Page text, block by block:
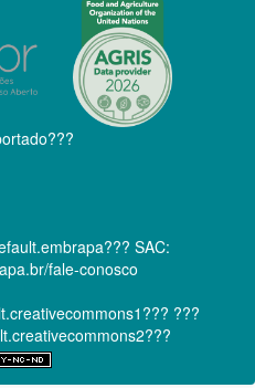
SAC:
fale-conosco
???